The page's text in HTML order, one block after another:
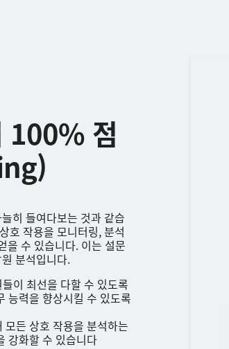
100% 점
히 들여다보는 것과 같습
호 작용을 모니터링, 분석
을 수 있습니다. 이는 설문
분석입니다.
이 최선을 다할 수 있도록
능력을 향상시킬 수 있도록
든 상호 작용을 분석하는
강화할 수 있습니다